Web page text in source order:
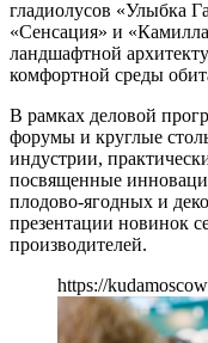
гладиолусов «Улыбка
«Сенсация» и
ландшафтной
комфортной среды
В рамках деловой
форумы и круглые
индустрии,
посвященные
плодово-ягодных и
презентации новинок
производителей.
https://